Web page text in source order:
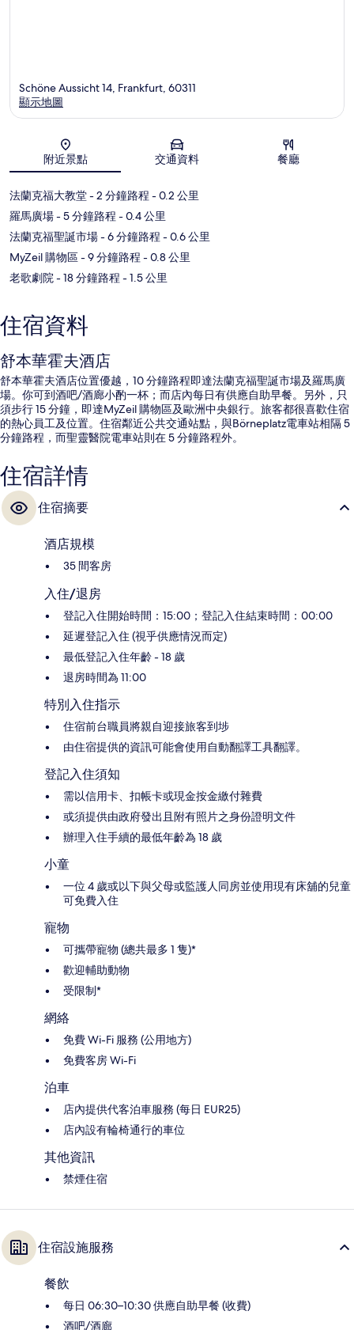
地圖
Schöne Aussicht 14, Frankfurt, 60311
顯示地圖
附近景點 交通資料 餐廳
法蘭克福大教堂- 2 分鐘路程 - 0.2 公里
羅馬廣場- 5 分鐘路程 - 0.4 公里
法蘭克福聖誕市場- 6 分鐘路程 - 0.6 公里
MyZeil 購物區- 9 分鐘路程 - 0.8 公里
老歌劇院- 18 分鐘路程 - 1.5 公里
住宿資料
舒本華霍夫酒店
舒本華霍夫酒店位置優越，10 分鐘路程即達法蘭克福聖誕市場及羅馬廣
場。你可到酒吧/酒廊小酌一杯；而店內每日有供應自助早餐。另外，只
須步行 15 分鐘，即達MyZeil 購物區及歐洲中央銀行。旅客都很喜歡住宿
的熱心員工及位置。住宿鄰近公共交通站點，與Börneplatz電車站相隔 5
分鐘路程，而聖靈醫院電車站則在 5 分鐘路程外。
住宿詳情
住宿摘要
酒店規模
35 間客房
入住/退房
登記入住開始時間：15:00；登記入住結束時間：00:00
延遲登記入住 (視乎供應情況而定)
最低登記入住年齡 - 18 歲
退房時間為 11:00
特別入住指示
住宿前台職員將親自迎接旅客到埗
由住宿提供的資訊可能會使用自動翻譯工具翻譯。
登記入住須知
需以信用卡、扣帳卡或現金按金繳付雜費
或須提供由政府發出且附有照片之身份證明文件
辦理入住手續的最低年齡為 18 歲
小童
一位 4 歲或以下與父母或監護人同房並使用現有床舖的兒童
可免費入住
寵物
可攜帶寵物 (總共最多 1 隻)*
歡迎輔助動物
受限制*
網絡
免費 Wi-Fi 服務 (公用地方)
免費客房 Wi-Fi
泊車
店內提供代客泊車服務 (每日 EUR25)
店內設有輪椅通行的車位
其他資訊
禁煙住宿
住宿設施服務
餐飲
每日 06:30–10:30 供應自助早餐 (收費)
酒吧/酒廊